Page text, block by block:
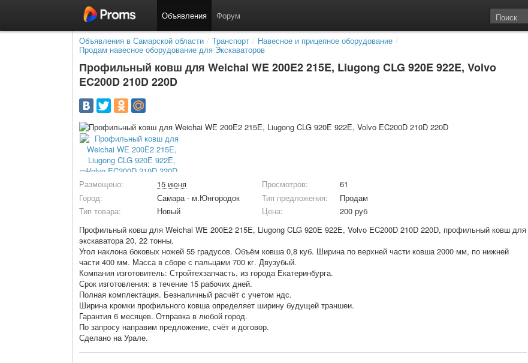
Объявления Форум
Объявления в Самарской области / Транспорт / Навесное и прицепное оборудование /
Продам навесное оборудование для Экскаваторов
Профильный ковш для Weichai WE 200E2 215E, Liugong CLG 920E 922E, Volvo
EC200D 210D 220D
Размещено: 15 июня Просмотров:
61
Город:
Самара - м.Юнгородок Тип предложения:
Продам
Тип товара:
Новый Цена:
200 руб
Профильный ковш для Weichai WE 200E2 215E, Liugong CLG 920E 922E, Volvo EC200D 210D 220D, профильный ковш для
экскаватора 20, 22 тонны.
Угол наклона боковых ножей 55 градусов. Объём ковша 0,8 куб. Ширина по верхней части ковша 2000 мм, по нижней
части 400 мм. Масса в сборе с пальцами 700 кг. Двузубый.
Компания изготовитель: Стройтехзапчасть, из города Екатеринбурга.
Срок изготовления: в течение 15 рабочих дней.
Полная комплектация. Безналичный расчёт с учетом ндс.
Ширина кромки профильного ковша определяет ширину будущей траншеи.
Гарантия 6 месяцев. Отправка в любой город.
По запросу направим предложение, счёт и договор.
Сделано на Урале.